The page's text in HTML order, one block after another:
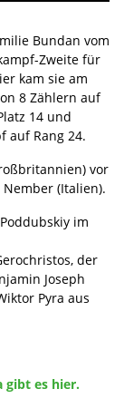
Bundan vom
Zweite für
kam sie am
8 Zählern auf
14 und
auf Rang 24.
vor
(Italien).
im
der
Joseph
Pyra aus
gibt es hier.